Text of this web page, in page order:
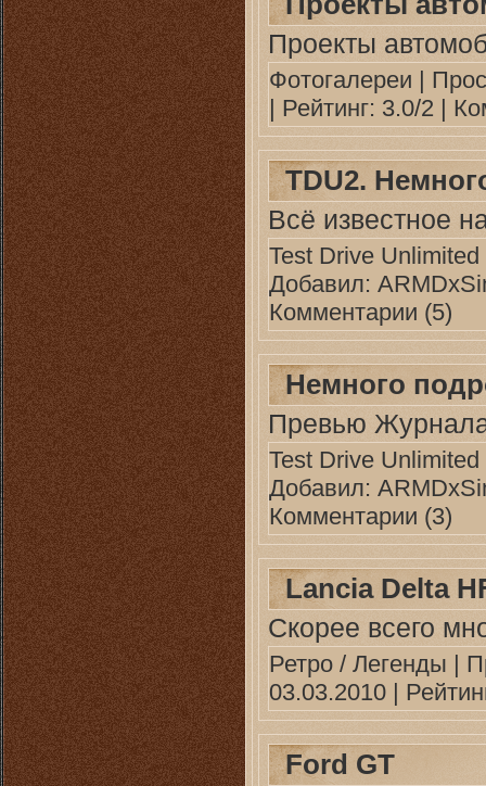
Проекты
Фотогалереи |
| Рейтинг: 3.0/2 |
TDU2.
Всё известное
Test Drive Unlimited
Добавил:
Комментарии (5)
Немного
Превью
Test Drive Unlimited
Добавил:
Комментарии (3)
Lancia Delta
Скорее всего
Ретро / Легенды |
03.03.2010 |
Ford GT